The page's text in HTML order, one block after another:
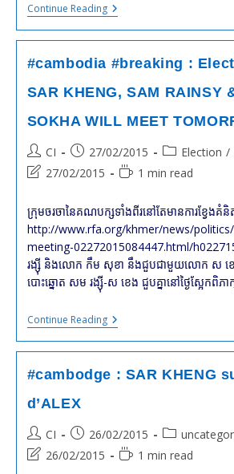
Continue Reading#cambodge
Immigration
Illégale
Nouvelles
Directives
De
SAR
#cambodia #breaking :
SAR KHENG, SAM RAINSY
SOKHA WILL MEET
Post
author:
CI
Post
published:
27/02/2015
Post
category:
Election /
Post
modified:
27/02/2015
Reading1 min read
ក្រុម​ចរចា​នៃ​គណបក្ស​ទាំង​ពីរ​នៅ​តែ​មាន​ការ​ខ្វែង​គំនិ
http://www.rfa.org/khmer/news/
meeting-02272015084447.html/
រង្ស៊ី និង​លោក កឹម សុខា នឹង​ជួប​ជាមួយ​លោក ស ខេ
បោះឆ្នោត​ សម រង្ស៊ី​-ស ខេង ​ជួប​គ្នា​​នៅ​​ថ្ងៃ​ស្អែក​​ពិ
Continue Reading#cambodia
#breaking
:
Reform
:
RAINSY
KEM
#cambodge : SAR KHENG
d’ALEX
Post
author:
CI
Post
published:
26/02/2015
Post
category:
Post26/02/2015
Reading1 min read